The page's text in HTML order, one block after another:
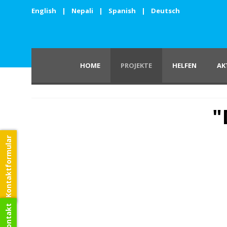
English | Nepali | Spanish | Deutsch
HOME PROJEKTE HELFEN
Kontaktformular